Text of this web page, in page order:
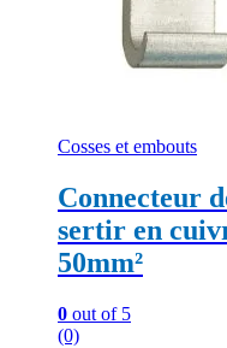
Cosses et embouts
Connecteur
sertir en
50mm²
0 out of 5
(0)